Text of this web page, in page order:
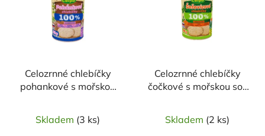
Celozrnné chlebíčky
pohankové s mořskou
Skladem (3 ks)
Celozrnné chlebíčky
čočkové s mořskou solí
Skladem (2 ks)